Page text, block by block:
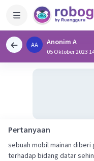
AA Anonim A
05 Oktober 2023
Pertanyaan
sebuah mobil mainan diberi
terhadap bidang datar